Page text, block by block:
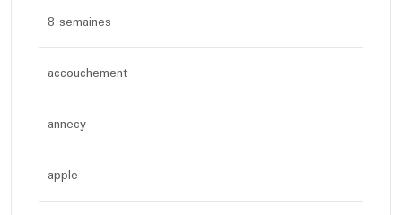
8 semaines
accouchement
annecy
apple